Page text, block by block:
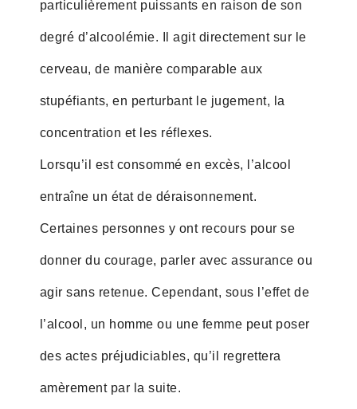
particulièrement puissants en raison de son
degré d’alcoolémie. Il agit directement sur le
cerveau, de manière comparable aux
stupéfiants, en perturbant le jugement, la
concentration et les réflexes.
Lorsqu’il est consommé en excès, l’alcool
entraîne un état de déraisonnement.
Certaines personnes y ont recours pour se
donner du courage, parler avec assurance ou
agir sans retenue. Cependant, sous l’effet de
l’alcool, un homme ou une femme peut poser
des actes préjudiciables, qu’il regrettera
amèrement par la suite.